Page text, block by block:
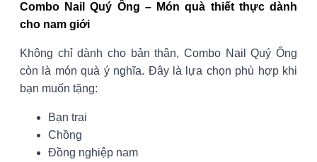
Combo Nail Quý Ông – Món quà thiết thực dành
cho nam giới
Không chỉ dành cho bản thân, Combo Nail Quý Ông
còn là món quà ý nghĩa. Đây là lựa chọn phù hợp khi
bạn muốn tặng:
Bạn trai
Chồng
Đồng nghiệp nam